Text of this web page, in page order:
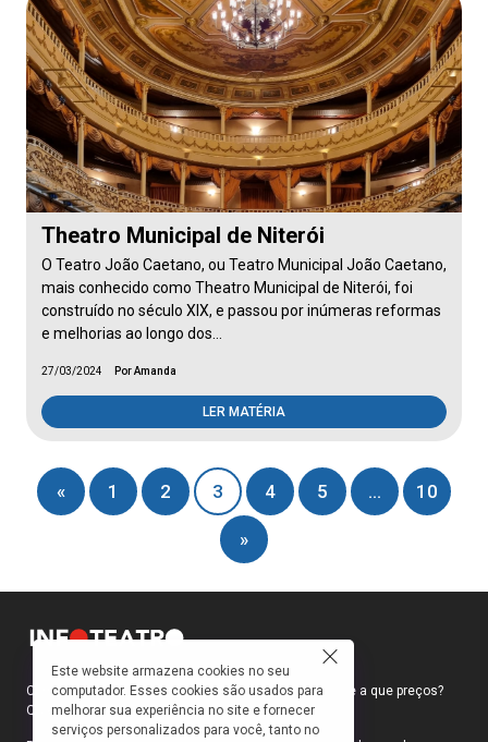
Theatro Municipal de Niterói
O Teatro João Caetano, ou Teatro Municipal João Caetano,
mais conhecido como Theatro Municipal de Niterói, foi
construído no século XIX, e passou por inúmeras reformas
e melhorias ao longo dos…
27/03/2024 Por Amanda
LER MATÉRIA
« 1 2 3 4 5 … 10
»
Como faço para ir ao teatro? Onde compro ingressos e a que preços?
Quais peças estão em cartaz?
Este website armazena cookies no seu
computador. Esses cookies são usados para
melhorar sua experiência no site e fornecer
serviços personalizados para você, tanto no